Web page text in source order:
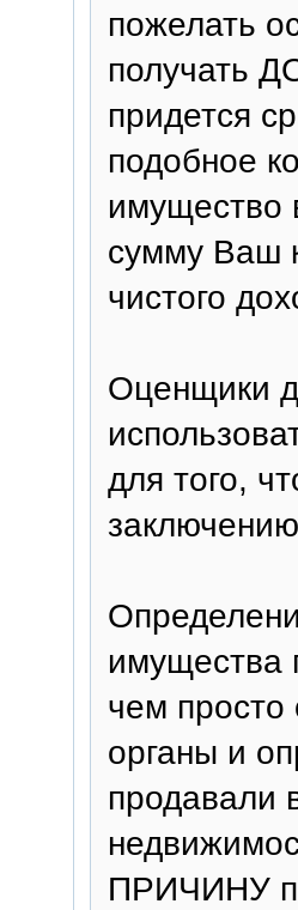
пожелать
получать
придется
подобное
имущество
сумму Ваш
чистого
Оценщики
для того,
имущества
чем
органы и
продавали
ПРИЧИНУ